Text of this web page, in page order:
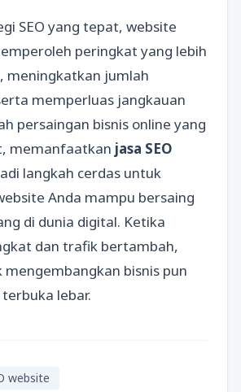
SEO yang tepat, website
peringkat yang lebih
meningkatkan jumlah
memperluas jangkauan
persaingan bisnis online yang
memanfaatkan jasa SEO
langkah cerdas untuk
Anda mampu bersaing
di dunia digital. Ketika
dan trafik bertambah,
mengembangkan bisnis pun
lebar.
website